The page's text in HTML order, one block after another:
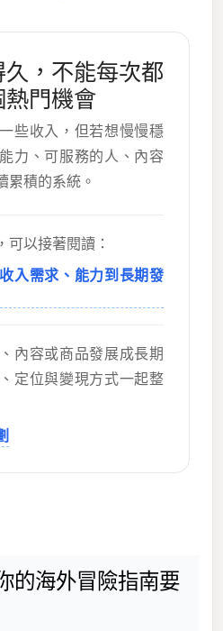
，不能每次都
門機會
些收入，但若想慢慢穩
力、可服務的人、內容
累積的系統。
可以接著閱讀：
入需求、能力到長期發
內容或商品發展成長期
定位與變現方式一起整
的海外冒險指南要